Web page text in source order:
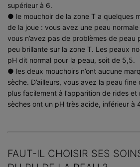
supérieur à 6.
● le mouchoir de la zone T a quelques
de la joue : vous avez une peau normale
vous n’avez pas de problèmes de peau
peu brillante sur la zone T. Les peaux
pH dit normal pour la peau, soit de 5,5.
● les deux mouchoirs n’ont aucune
sèche. D’ailleurs, vous avez la peau
plus facilement à l’apparition de rides et
sèches ont un pH très acide, inférieur à
FAUT-IL CHOISIR SES